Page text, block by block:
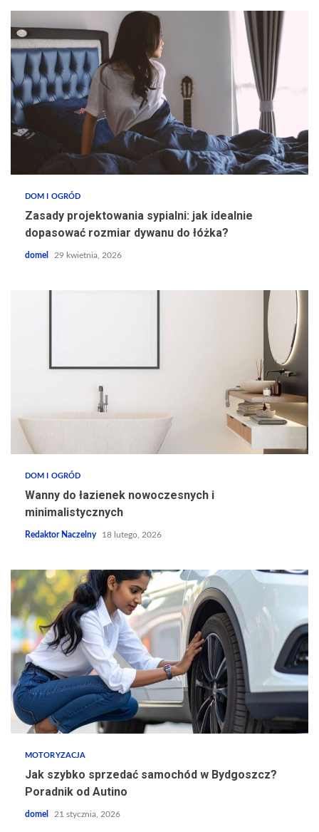
DOM I OGRÓD
Zasady projektowania sypialni: jak idealnie
dopasować rozmiar dywanu do łóżka?
domel 29 kwietnia, 2026
DOM I OGRÓD
Wanny do łazienek nowoczesnych i
minimalistycznych
Redaktor Naczelny 18 lutego, 2026
MOTORYZACJA
Jak szybko sprzedać samochód w Bydgoszcz?
Poradnik od Autino
domel 21 stycznia, 2026